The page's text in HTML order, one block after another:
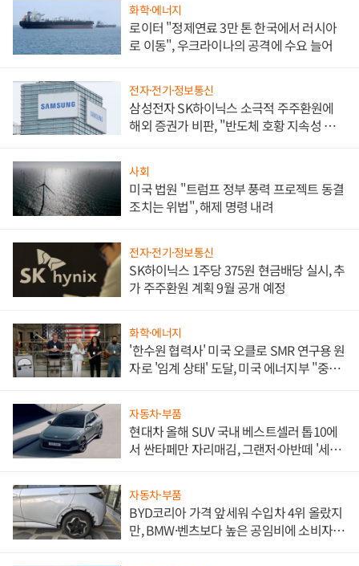
화학·에너지
로이터 "정제연료 3만 톤 한국에서 러시아
로 이동", 우크라이나의 공격에 수요 늘어
전자·전기·정보통신
삼성전자 SK하이닉스 소극적 주주환원에
해외 증권가 비판, "반도체 호황 지속성 의
사회
미국 법원 "트럼프 정부 풍력 프로젝트 동결
조치는 위법", 해제 명령 내려
전자·전기·정보통신
SK하이닉스 1주당 375원 현금배당 실시, 추
가 주주환원 계획 9월 공개 예정
화학·에너지
'한수원 협력사' 미국 오클로 SMR 연구용 원
자로 '임계 상태' 도달, 미국 에너지부 "중요
자동차·부품
현대차 올해 SUV 국내 베스트셀러 톱10에
서 싼타페만 자리매김, 그랜저·아반떼 '세단
자동차·부품
BYD코리아 가격 앞세워 수입차 4위 올랐지
만, BMW·벤츠보다 높은 공임비에 소비자